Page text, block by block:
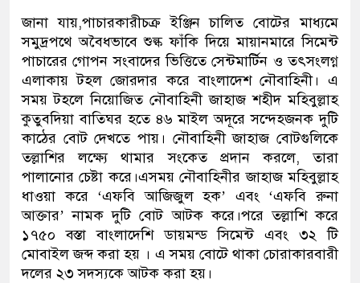
জানা যায়,পাচারকারীচক্র ইঞ্জিন চালিত বোটের মাধ্যমে
সমুদ্রপথে অবৈধভাবে শুল্ক ফাঁকি দিয়ে মায়ানমারে সিমেন্ট
পাচারের গোপন সংবাদের ভিত্তিতে সেন্টমার্টিন ও তৎসংলগ্ন
এলাকায় টহল জোরদার করে বাংলাদেশ নৌবাহিনী। এ
সময় টহলে নিয়োজিত নৌবাহিনী জাহাজ শহীদ মহিবুল্লাহ
কুতুবদিয়া বাতিঘর হতে ৪৬ মাইল অদূরে সন্দেহজনক দুটি
কাঠের বোট দেখতে পায়। নৌবাহিনী জাহাজ বোটগুলিকে
তল্লাশির লক্ষ্যে থামার সংকেত প্রদান করলে, তারা
পালানোর চেষ্টা করে।এসময় নৌবাহিনীর জাহাজ মহিবুল্লাহ
ধাওয়া করে ‘এফবি আজিজুল হক’ এবং ‘এফবি রুনা
আক্তার’ নামক দুটি বোট আটক করে।পরে তল্লাশি করে
১৭৫০ বস্তা বাংলাদেশি ডায়মন্ড সিমেন্ট এবং ৩২ টি
মোবাইল জব্দ করা হয় । এ সময় বোটে থাকা চোরাকারবারী
দলের ২৩ সদস্যকে আটক করা হয়।